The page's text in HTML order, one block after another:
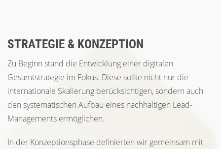
STRATEGIE & KONZEPTION
Zu Beginn stand die Entwicklung einer digitalen
Gesamtstrategie im Fokus. Diese sollte nicht nur die
internationale Skalierung berücksichtigen, sondern auch
den systematischen Aufbau eines nachhaltigen Lead-
Managements ermöglichen.
In der Konzeptionsphase definierten wir gemeinsam mit